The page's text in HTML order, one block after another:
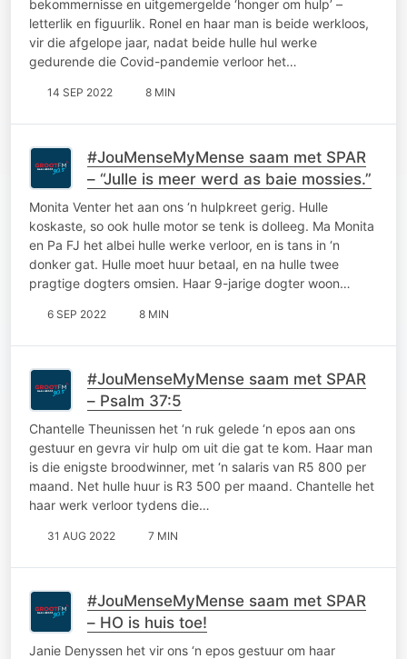
bekommernisse en uitgemergelde ‘honger om hulp’ –
letterlik en figuurlik. Ronel en haar man is beide werkloos,
vir die afgelope jaar, nadat beide hulle hul werke
gedurende die Covid-pandemie verloor het…
14 SEP 2022 8 MIN
#JouMenseMyMense saam met SPAR
– “Julle is meer werd as baie mossies.”
Monita Venter het aan ons ‘n hulpkreet gerig. Hulle
koskaste, so ook hulle motor se tenk is dolleeg. Ma Monita
en Pa FJ het albei hulle werke verloor, en is tans in ‘n
donker gat. Hulle moet huur betaal, en na hulle twee
pragtige dogters omsien. Haar 9-jarige dogter woon…
6 SEP 2022 8 MIN
#JouMenseMyMense saam met SPAR
– Psalm 37:5
Chantelle Theunissen het ‘n ruk gelede ‘n epos aan ons
gestuur en gevra vir hulp om uit die gat te kom. Haar man
is die enigste broodwinner, met ‘n salaris van R5 800 per
maand. Net hulle huur is R3 500 per maand. Chantelle het
haar werk verloor tydens die…
31 AUG 2022 7 MIN
#JouMenseMyMense saam met SPAR
– HO is huis toe!
Janie Denyssen het vir ons ‘n epos gestuur om haar